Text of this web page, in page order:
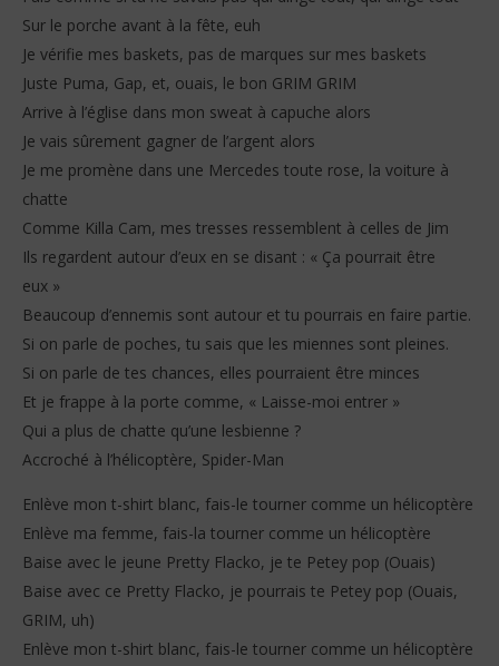
Sur le porche avant à la fête, euh
Je vérifie mes baskets, pas de marques sur mes baskets
Juste Puma, Gap, et, ouais, le bon GRIM GRIM
Arrive à l’église dans mon sweat à capuche alors
Je vais sûrement gagner de l’argent alors
Je me promène dans une Mercedes toute rose, la voiture à
chatte
Comme Killa Cam, mes tresses ressemblent à celles de Jim
Ils regardent autour d’eux en se disant : « Ça pourrait être
eux »
Beaucoup d’ennemis sont autour et tu pourrais en faire partie.
Si on parle de poches, tu sais que les miennes sont pleines.
Si on parle de tes chances, elles pourraient être minces
Et je frappe à la porte comme, « Laisse-moi entrer »
Qui a plus de chatte qu’une lesbienne ?
Accroché à l’hélicoptère, Spider-Man
Enlève mon t-shirt blanc, fais-le tourner comme un hélicoptère
Enlève ma femme, fais-la tourner comme un hélicoptère
Baise avec le jeune Pretty Flacko, je te Petey pop (Ouais)
Baise avec ce Pretty Flacko, je pourrais te Petey pop (Ouais,
GRIM, uh)
Enlève mon t-shirt blanc, fais-le tourner comme un hélicoptère